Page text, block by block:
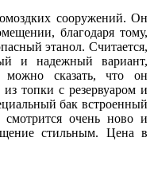
сооружений. Он
благодаря тому,
этанол. Считается,
и надежный вариант,
можно сказать, что он
топки с резервуаром и
бак встроенный
очень ново и
стильным. Цена в